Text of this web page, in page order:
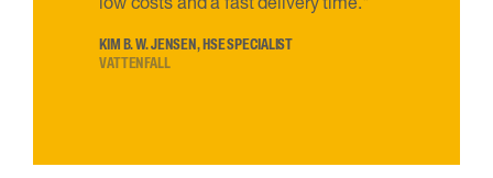
KIM B. W. JENSEN, HSE SPECIALIST
VATTENFALL